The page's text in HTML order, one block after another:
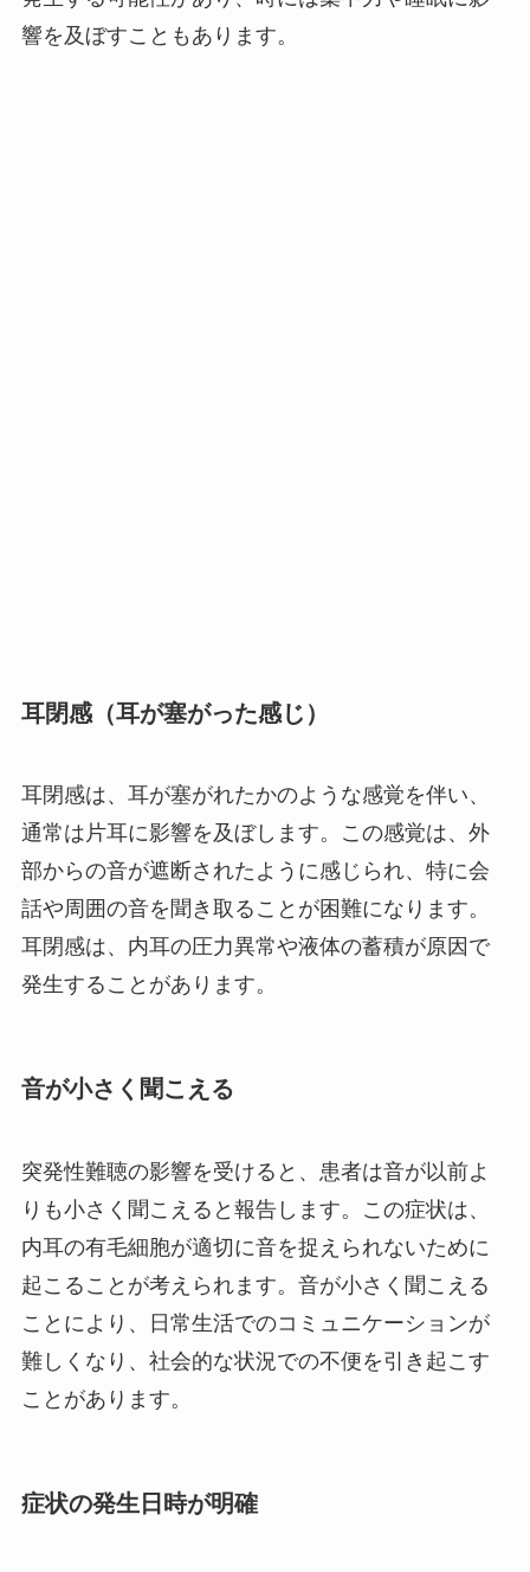
響を及ぼすこともあります。
耳閉感（耳が塞がった感じ）
耳閉感は、耳が塞がれたかのような感覚を伴い、
通常は片耳に影響を及ぼします。この感覚は、外
部からの音が遮断されたように感じられ、特に会
話や周囲の音を聞き取ることが困難になります。
耳閉感は、内耳の圧力異常や液体の蓄積が原因で
発生することがあります。
音が小さく聞こえる
突発性難聴の影響を受けると、患者は音が以前よ
りも小さく聞こえると報告します。この症状は、
内耳の有毛細胞が適切に音を捉えられないために
起こることが考えられます。音が小さく聞こえる
ことにより、日常生活でのコミュニケーションが
難しくなり、社会的な状況での不便を引き起こす
ことがあります。
症状の発生日時が明確